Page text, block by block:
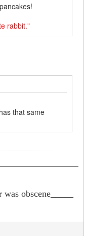
rabbit."
has that same
was obscene